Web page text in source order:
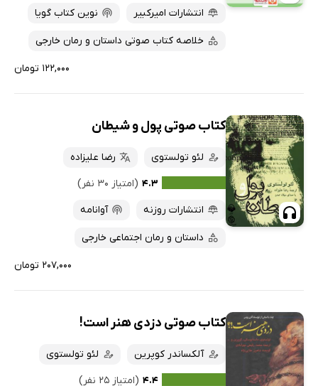
انتشارات امیرکبیر
نوین کتاب گویا
خلاصه کتاب صوتی داستان و رمان خارجی
۱۲۲,۰۰۰ تومان
کتاب صوتی پول و شیطان
لئو تولستوی
رضا علیزاده
۴.۳ (امتیاز ۳۰ نفر)
انتشارات روزنه
آوانامه
داستان و رمان اجتماعی خارجی
۲۰۷,۰۰۰ تومان
کتاب صوتی دزدی هنر است!
آلکساندر کوپرین
لئو تولستوی
۴.۴ (امتیاز ۲۵ نفر)